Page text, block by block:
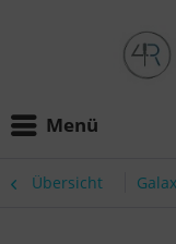
Menü
Übersicht